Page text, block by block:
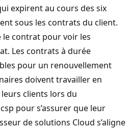
expirent au cours des six
sous les contrats du client.
contrat pour voir les
Les contrats à durée
pour un renouvellement
doivent travailler en
clients lors du
pour s’assurer que leur
de solutions Cloud s’aligne